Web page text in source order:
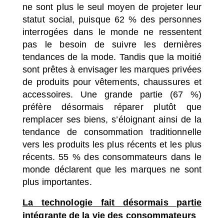
ne sont plus le seul moyen de projeter leur
statut social, puisque 62 % des personnes
interrogées dans le monde ne ressentent
pas le besoin de suivre les dernières
tendances de la mode. Tandis que la moitié
sont prêtes à envisager les marques privées
de produits pour vêtements, chaussures et
accessoires. Une grande partie (67 %)
préfère désormais réparer plutôt que
remplacer ses biens, s’éloignant ainsi de la
tendance de consommation traditionnelle
vers les produits les plus récents et les plus
récents. 55 % des consommateurs dans le
monde déclarent que les marques ne sont
plus importantes.
La technologie fait désormais partie
intégrante de la vie des consommateurs